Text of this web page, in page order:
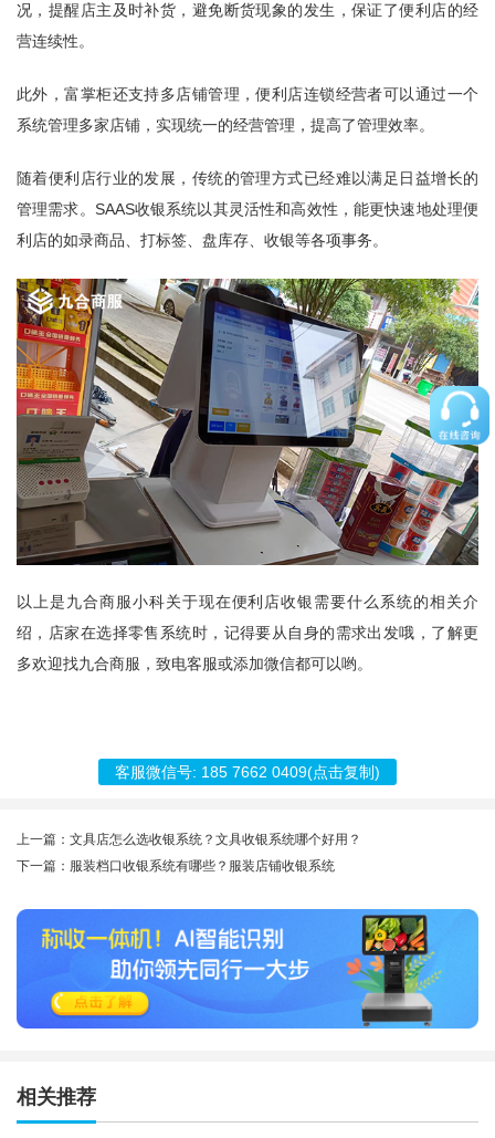
况，提醒店主及时补货，避免断货现象的发生，保证了便利店的经
营连续性。
此外，富掌柜还支持多店铺管理，便利店连锁经营者可以通过一个
系统管理多家店铺，实现统一的经营管理，提高了管理效率。
随着便利店行业的发展，传统的管理方式已经难以满足日益增长的
管理需求。SAAS收银系统以其灵活性和高效性，能更快速地处理便
利店的如录商品、打标签、盘库存、收银等各项事务。
以上是九合商服小科关于现在便利店收银需要什么系统的相关介
绍，店家在选择零售系统时，记得要从自身的需求出发哦，了解更
多欢迎找九合商服，致电客服或添加微信都可以哟。
客服微信号: 185 7662 0409(点击复制)
上一篇：文具店怎么选收银系统？文具收银系统哪个好用？
下一篇：服装档口收银系统有哪些？服装店铺收银系统
相关推荐